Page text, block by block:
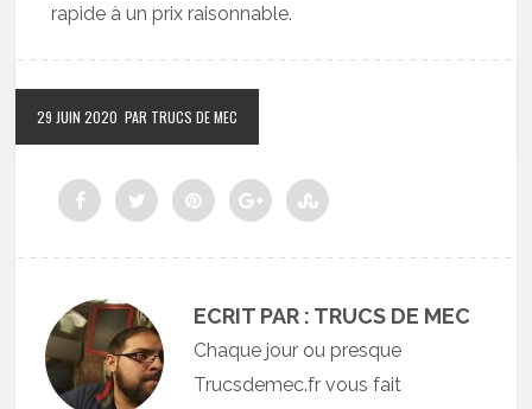
rapide à un prix raisonnable.
29 JUIN 2020 PAR TRUCS DE MEC
ECRIT PAR : TRUCS DE MEC
Chaque jour ou presque
Trucsdemec.fr vous fait